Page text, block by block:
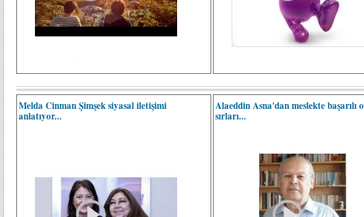
Melda Cinman Şimşek siyasal iletişimi
anlatıyor...
Alaeddin Asna'dan meslekte başarılı
sırları...